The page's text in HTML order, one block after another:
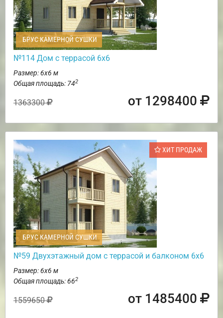
БРУС КАМЕРНОЙ СУШКИ
№114 Дом с террасой 6х6
Размер: 6х6 м
Общая площадь: 742
1363300 от 1298400
ХИТ ПРОДАЖ
БРУС КАМЕРНОЙ СУШКИ
№59 Двухэтажный дом с террасой и балконом 6х6
Размер: 6х6 м
Общая площадь: 662
1559650 от 1485400